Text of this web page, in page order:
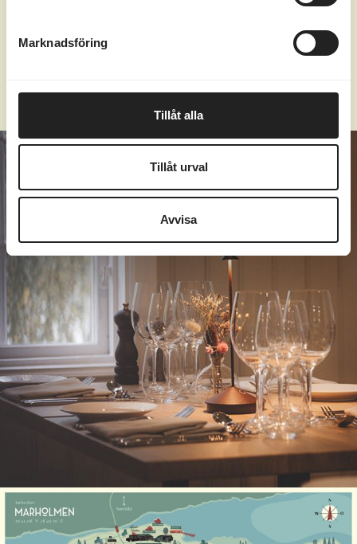
Marknadsföring
Tillåt alla
Tillåt urval
Avvisa
mejl: reception@marholmen.se